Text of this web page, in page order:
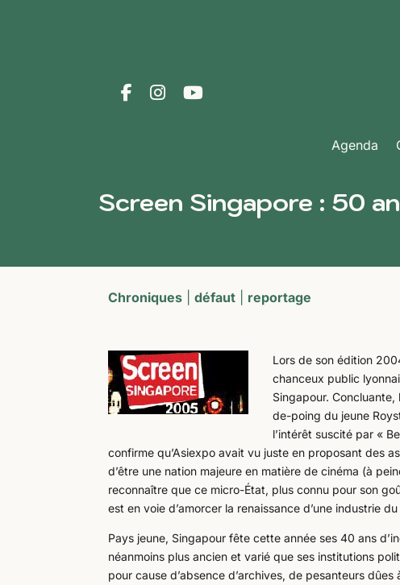
Agenda
Screen Singapore : 50
Chroniques |défaut reportage
Lors de son édition
chanceux public
Singapour.
de-poing du jeune
l’intérêt suscité par «
confirme qu’Asiexpo avait vu juste en proposant des
d’être une nation majeure en matière de cinéma (à
reconnaître que ce micro-État, plus connu pour son
est en voie d’amorcer la renaissance d’une industrie
Pays jeune, Singapour fête cette année ses 40 ans
néanmoins plus ancien et varié que ses institutions
pour cause d’absence d’archives, de pesanteurs